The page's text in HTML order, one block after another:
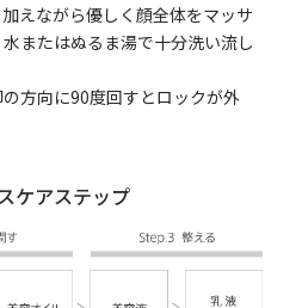
えながら優しく顔全体をマッサ
またはぬるま湯で十分洗い流し
方向に90度回すとロックが外
ケアステップ